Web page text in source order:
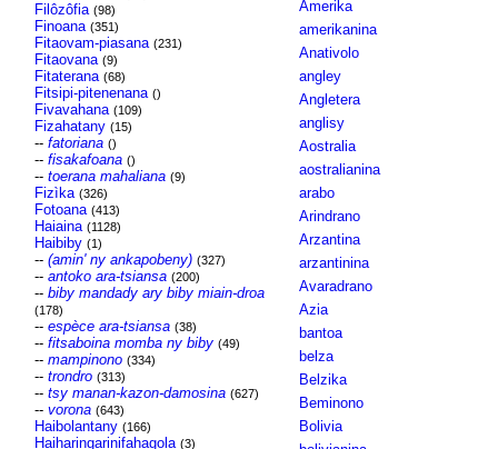
Filôzôfia (98)
Finoana (351)
Fitaovam-piasana (231)
Fitaovana (9)
Fitaterana (68)
Fitsipi-pitenenana ()
Fivavahana (109)
Fizahatany (15)
-- fatoriana ()
-- fisakafoana ()
-- toerana mahaliana (9)
Fizìka (326)
Fotoana (413)
Haiaina (1128)
Haibiby (1)
-- (amin' ny ankapobeny) (327)
-- antoko ara-tsiansa (200)
-- biby mandady ary biby miain-droa
(178)
-- espèce ara-tsiansa (38)
-- fitsaboina momba ny biby (49)
-- mampinono (334)
-- trondro (313)
-- tsy manan-kazon-damosina (627)
-- vorona (643)
Haibolantany (166)
Haiharingarinifahagola (3)
Amerika
amerikanina
Anativolo
angley
Angletera
anglisy
Aostralia
aostralianina
arabo
Arindrano
Arzantina
arzantinina
Avaradrano
Azia
bantoa
belza
Belzika
Beminono
Bolivia